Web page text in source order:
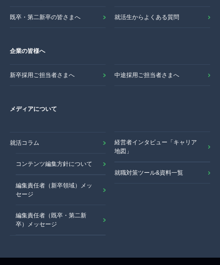
既卒・第二新卒の皆さまへ 就活生からよくある質問
企業の皆様へ
新卒採用ご担当者さまへ 中途採用ご担当者さまへ
メディアについて
就活コラム
コンテンツ編集方針について
編集責任者（新卒領域）メッ
セージ
編集責任者（既卒・第二新
卒）メッセージ
経営者インタビュー「キャリア
地図」
就職対策ツール&資料一覧